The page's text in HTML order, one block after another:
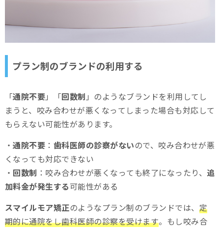
プラン制のブランドの利用する
「通院不要」「回数制 」のようなブランドを利用してし
まうと、咬み合わせが悪くなってしまった場合も対応して
もらえない可能性があります。
・通院不要 ： 歯科医師の診察がないので、咬み合わせが悪
くなっても対応できない
・ 回数制 ：咬み合わせが悪くなっても終了になったり、 追
加料金が発生する可能性がある
スマイルモア矯正のようなプラン制のブランドでは、 定
期的に通院をし歯科医師の診察を受けます。もし咬み合